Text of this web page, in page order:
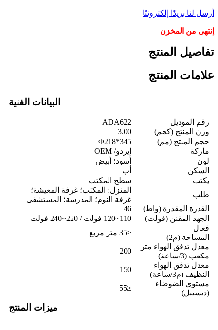
أرسل لنا بريدًا إلكترونيًا
إنتهى من المخزن
تفاصيل المنتج
علامات المنتج
البيانات الفنية
رقم الموديل
ADA622
وزن المنتج (كجم)
3.00
حجم المنتج (مم)
Φ218*345
ماركة
إيردو/ OEM
لون
أسود؛ أبيض
السكن
أب
يكتب
سطح المكتب
طلب
المنزل؛ المكتب؛ غرفة المعيشة؛
غرفة النوم؛ المدرسة؛ المستشفى
القدرة المقدرة (واط)
46
الجهد المقنن (فولت)
110~120 فولت / 220~240 فولت
فعال
المساحة (م2)
≤35 متر مربع
معدل تدفق الهواء متر
مكعب (3/ساعة)
200
معدل تدفق الهواء
النظيف (م3/ساعة)
150
مستوى الضوضاء
(ديسيبل)
≤55
ميزات المنتج